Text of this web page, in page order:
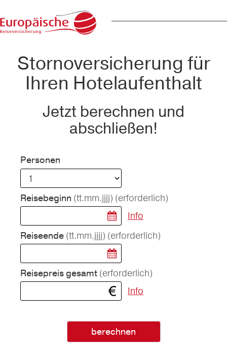
Stornoversicherung für
Ihren Hotelaufenthalt
Jetzt berechnen und
abschließen!
Personen
Reisebeginn (tt.mm.jjjj) (erforderlich)
Info
Reiseende (tt.mm.jjjj) (erforderlich)
Reisepreis gesamt (erforderlich)
Info
berechnen